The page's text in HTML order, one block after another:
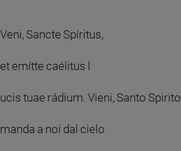
Veni, Sancte Spíritus,
et emítte caélitus l
ucis tuae rádium. Vieni, Santo
manda a noi dal cielo